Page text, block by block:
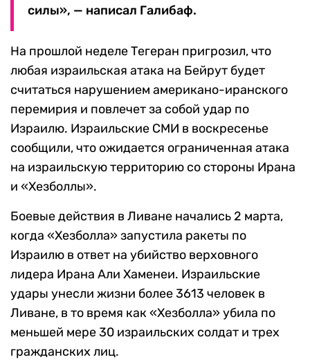
силы», — написал Галибаф.
На прошлой неделе Тегеран пригрозил, что
любая израильская атака на Бейрут будет
считаться нарушением американо-иранского
перемирия и повлечет за собой удар по
Израилю. Израильские СМИ в воскресенье
сообщили, что ожидается ограниченная атака
на израильскую территорию со стороны Ирана
и «Хезболлы».
Боевые действия в Ливане начались 2 марта,
когда «Хезболла» запустила ракеты по
Израилю в ответ на убийство верховного
лидера Ирана Али Хаменеи. Израильские
удары унесли жизни более 3613 человек в
Ливане, в то время как «Хезболла» убила по
меньшей мере 30 израильских солдат и трех
гражданских лиц.